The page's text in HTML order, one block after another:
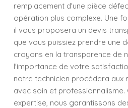
remplacement d'une pièce
opération plus complexe. Une
il vous proposera un devis
que vous puissiez prendre une
croyons en la transparence de
l'importance de votre
notre technicien procédera aux
avec soin et professionnalisme.
expertise, nous garantissons